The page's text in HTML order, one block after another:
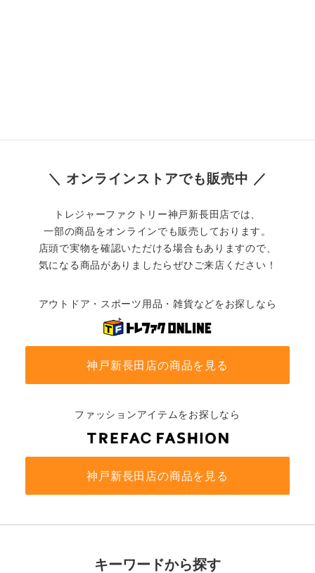
＼ オンラインストアでも販売中 ／
トレジャーファクトリー神戸新長田店では、
一部の商品をオンラインでも販売しております。
店頭で実物を確認いただける場合もありますので、
気になる商品がありましたらぜひご来店ください！
アウトドア・スポーツ用品・雑貨などをお探しなら
神戸新長田店の商品を見る
ファッションアイテムをお探しなら
神戸新長田店の商品を見る
キーワードから探す